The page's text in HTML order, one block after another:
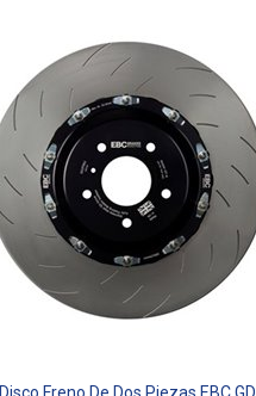
Añadir Al Carrito